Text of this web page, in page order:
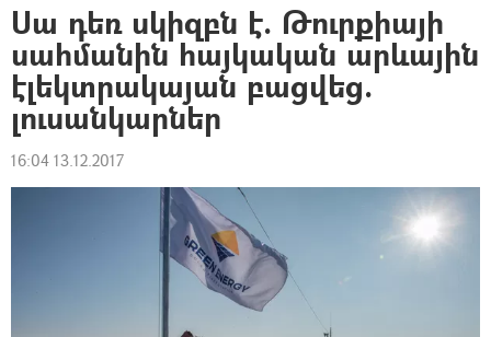
Սա դեռ սկիզբն է. Թուրքիայի
սահմանին հայկական արևային
էլեկտրակայան բացվեց.
լուսանկարներ
16:04 13.12.2017